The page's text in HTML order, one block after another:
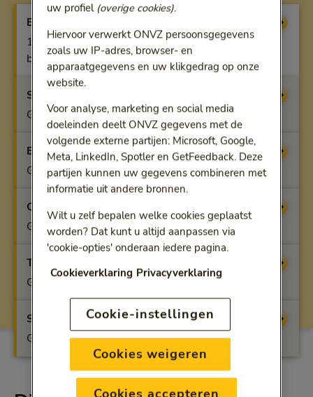
Basisverzekering
100% bij alle ziekenhuizen in Nederland, anders
beperkte vergoeding
Startfit
Geen vergoeding
Benfit Vergoeding
Geen vergoeding
Optifit
Geen vergoeding
Topfit
Geen vergoeding
Superfit
Geen vergoeding
uw profiel (overige cookies).
Hiervoor verwerkt ONVZ persoonsgegevens
zoals uw IP-adres, browser- en
apparaatgegevens en uw klikgedrag op onze
website.
Voor analyse, marketing en social media
doeleinden deelt ONVZ gegevens met de
volgende externe partijen: Microsoft, Google,
Meta, LinkedIn, Spotler en GetFeedback. Deze
partijen kunnen uw gegevens combineren met
informatie uit andere bronnen.
Wilt u zelf bepalen welke cookies geplaatst
worden? Dat kunt u altijd aanpassen via
'cookie-opties' onderaan iedere pagina.
Cookieverklaring Privacyverklaring
Cookie-instellingen
Cookies weigeren